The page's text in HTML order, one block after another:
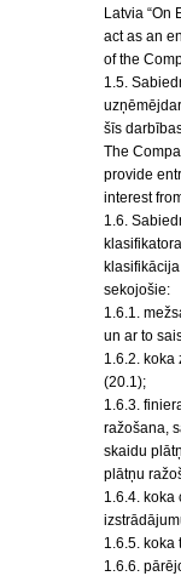
Latvia “On
act as an
of the
1.5.
šīs
The
provide
interest
1.6.
sekojošie:
1.6.1.
un ar to
1.6.2.
(20.1);
1.6.3.
ražošana,
skaidu
plātņu
1.6.4.
1.6.5. koka
1.6.6.